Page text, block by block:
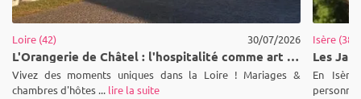
Loire (42) 30/07/2026
L'Orangerie de Châtel : l'hospitalité comme art de vivre au cœur de la Loire
Vivez des moments uniques dans la Loire ! Mariages &
chambres d'hôtes ... lire la suite
Isère (38)
En